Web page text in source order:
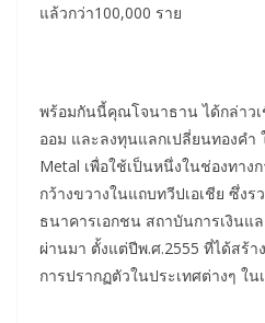
แล้วกว่า100,000 ราย
พร้อมกันนี้คุณโจนาธาน ได้กล่าว
ออม และลงทุนแลกเปลี่ยนทองคำ
Metal เพื่อใช้เป็นหนึ่งในช่องทาง
กว้างขวางในแถบทวีปเอเชีย ซึ่ง
ธนาคารเอกชน สถาบันการเงินแ
ผ่านมา ตั้งแต่ปีพ.ศ.2555 ที่ได้สร้
การปรากฏตัวในประเทศต่างๆ ใน